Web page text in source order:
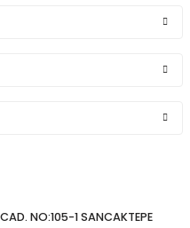
NO:105-1 SANCAKTEPE